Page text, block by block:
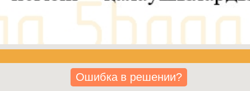
Ошибка в решении?